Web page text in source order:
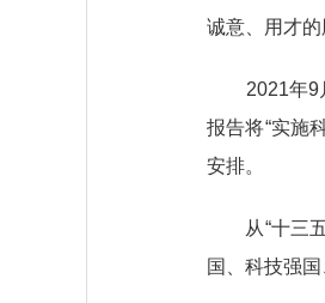
诚意、用才
2021年9月
报告将“实施
安排。
从“十三五”
国、科技强